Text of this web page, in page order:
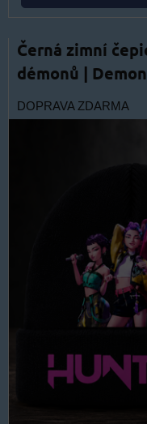
Černá zimní
démonů |
DOPRAVA ZDARMA